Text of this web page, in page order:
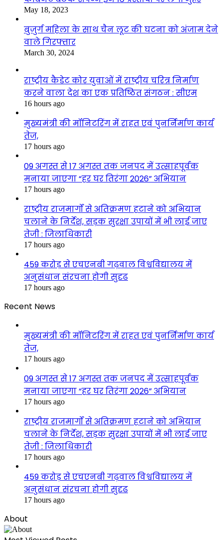
May 18, 2023
बुजुर्ग महिला के साथ चैन लूट की घटना को अंजाम देने
वाले गिरफ्तार
March 30, 2024
राष्ट्रीय कैडेट कोर युवाओं में राष्ट्रीय चरित्र निर्माण
करने वाला देश का एक प्रतिष्ठित संगठन : सीएम
16 hours ago
मुख्यमंत्री की मॉनिटरिंग में राहत एवं पुनर्निर्माण कार्य
तेज,
17 hours ago
09 अगस्त से 17 अगस्त तक जनपद में उत्साहपूर्वक
मनाया जाएगा “हर घर तिरंगा 2026” अभियान
17 hours ago
राष्ट्रीय राजमार्गों से अतिक्रमण हटाने को अभियान
चलाने के निर्देश, सड़क सुरक्षा उपायों में भी लाई जाए
तेजी : जिलाधिकारी
17 hours ago
459 करोड़ से एचएनबी गढ़वाल विश्वविद्यालय में
अनुसंधान संरचना होगी सुदृढ
17 hours ago
Recent News
मुख्यमंत्री की मॉनिटरिंग में राहत एवं पुनर्निर्माण कार्य
तेज,
17 hours ago
09 अगस्त से 17 अगस्त तक जनपद में उत्साहपूर्वक
मनाया जाएगा “हर घर तिरंगा 2026” अभियान
17 hours ago
राष्ट्रीय राजमार्गों से अतिक्रमण हटाने को अभियान
चलाने के निर्देश, सड़क सुरक्षा उपायों में भी लाई जाए
तेजी : जिलाधिकारी
17 hours ago
459 करोड़ से एचएनबी गढ़वाल विश्वविद्यालय में
अनुसंधान संरचना होगी सुदृढ
17 hours ago
About